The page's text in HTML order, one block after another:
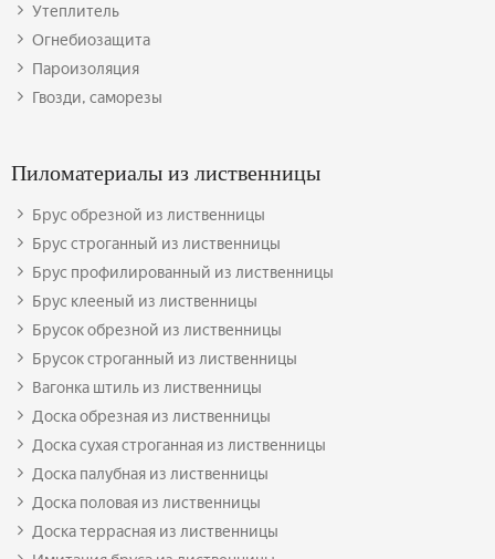
Утеплитель
Огнебиозащита
Пароизоляция
Гвозди, саморезы
Пиломатериалы из лиственницы
Брус обрезной из лиственницы
Брус строганный из лиственницы
Брус профилированный из лиственницы
Брус клееный из лиственницы
Брусок обрезной из лиственницы
Брусок строганный из лиственницы
Вагонка штиль из лиственницы
Доска обрезная из лиственницы
Доска сухая строганная из лиственницы
Доска палубная из лиственницы
Доска половая из лиственницы
Доска террасная из лиственницы